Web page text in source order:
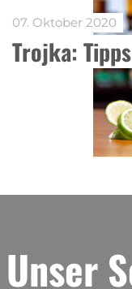
Trojka:
07. Oktober 2020
Unser